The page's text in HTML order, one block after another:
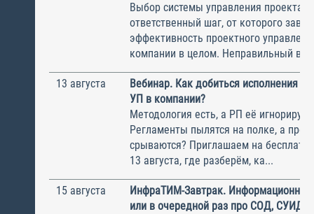
Выбор системы управления
ответственный шаг, от которого
эффективность проектного
компании в целом. Неправильный
13 августа
Вебинар. Как добиться исполнения
УП в компании?
Методология есть, а РП её
Регламенты пылятся на полке, а
срываются? Приглашаем на
13 августа, где разберём, ка...
15 августа
ИнфраТИМ-Завтрак.
или в очередной раз про СОД, СУИД и